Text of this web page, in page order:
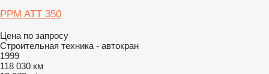
PPM ATT 350
Цена по запросу
Строительная техника - автокран
1999
118 030 км